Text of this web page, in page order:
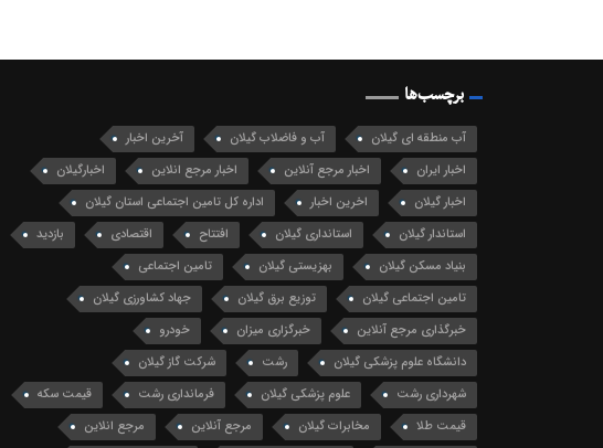
برچسب‌ها
آب منطقه ای گیلان آب و فاضلاب گیلان
آخرین اخبار
اخبار ایران
اخبار مرجع آنلاین اخبار مرجع انلاین
اخبارگیلان
اخبار گیلان
اخرین اخبار
اداره کل تامین اجتماعی استان گیلان
استاندار گیلان
استانداری گیلان افتتاح اقتصادی
بازدید
بنیاد مسکن گیلان
بهزیستی گیلان
تامین اجتماعی
تامین اجتماعی گیلان
توزیع برق گیلان
جهاد کشاورزی گیلان
خبرگذاری مرجع آنلاین
خبرگزاری میزان
خودرو
دانشگاه علوم پزشکی گیلان
رشت
شرکت گاز گیلان
شهرداری رشت
علوم پزشکی گیلان فرمانداری رشت
قیمت سکه
قیمت طلا
مخابرات گیلان مرجع آنلاین
مرجع انلاین